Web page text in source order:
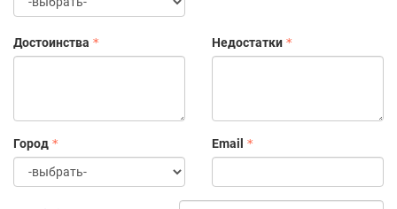
проектируя и строя мини-города, обеспеченные необходимой
Размером и географией бизнеса Группа обуславливает свою
Достоинства Недостатки
Город Email